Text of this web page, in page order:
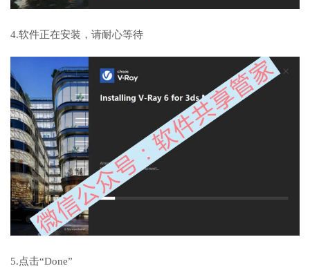
4.软件正在安装，请耐心等待
5.点击“Done”